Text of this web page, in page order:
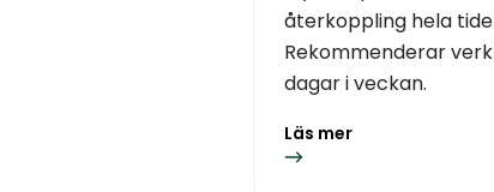
återkoppling hela
Rekommenderar
dagar i veckan.
Läs mer